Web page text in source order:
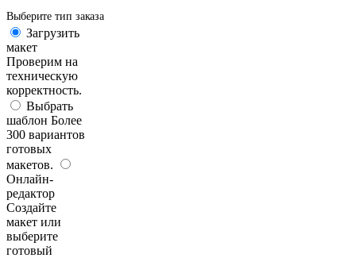
Выберите тип заказа
Загрузить
макет
Проверим на
техническую
корректность.
Выбрать
шаблон Более
300 вариантов
готовых
макетов.
Онлайн-
редактор
Создайте
макет или
выберите
готовый